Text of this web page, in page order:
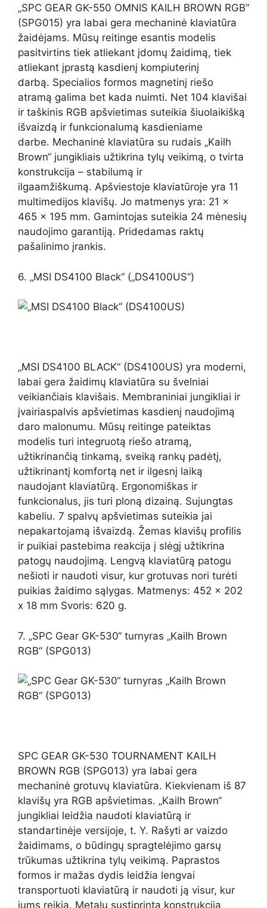
„SPC GEAR GK-550 OMNIS KAILH BROWN RGB“
(SPG015) yra labai gera mechaninė klaviatūra
žaidėjams. Mūsų reitinge esantis modelis
pasitvirtins tiek atliekant įdomų žaidimą, tiek
atliekant įprastą kasdienį kompiuterinį
darbą. Specialios formos magnetinį riešo
atramą galima bet kada nuimti. Net 104 klavišai
ir taškinis RGB apšvietimas suteikia šiuolaikišką
išvaizdą ir funkcionalumą kasdieniame
darbe. Mechaninė klaviatūra su rudais „Kailh
Brown“ jungikliais užtikrina tylų veikimą, o tvirta
konstrukcija – stabilumą ir
ilgaamžiškumą. Apšviestoje klaviatūroje yra 11
multimedijos klavišų. Jo matmenys yra: 21 x
465 x 195 mm. Gamintojas suteikia 24 mėnesių
naudojimo garantiją. Pridedamas raktų
pašalinimo įrankis.
6. „MSI DS4100 Black“ („DS4100US“)
„MSI DS4100 BLACK“ (DS4100US) yra moderni,
labai gera žaidimų klaviatūra su švelniai
veikiančiais klavišais. Membraniniai jungikliai ir
įvairiaspalvis apšvietimas kasdienį naudojimą
daro malonumu. Mūsų reitinge pateiktas
modelis turi integruotą riešo atramą,
užtikrinančią tinkamą, sveiką rankų padėtį,
užtikrinantį komfortą net ir ilgesnį laiką
naudojant klaviatūrą. Ergonomiškas ir
funkcionalus, jis turi ploną dizainą. Sujungtas
kabeliu. 7 spalvų apšvietimas suteikia jai
nepakartojamą išvaizdą. Žemas klavišų profilis
ir puikiai pastebima reakcija į slėgį užtikrina
patogų naudojimą. Lengvą klaviatūrą patogu
nešioti ir naudoti visur, kur grotuvas nori turėti
puikias žaidimo sąlygas. Matmenys: 452 x 202
x 18 mm Svoris: 620 g.
7. „SPC Gear GK-530“ turnyras „Kailh Brown
RGB“ (SPG013)
SPC GEAR GK-530 TOURNAMENT KAILH
BROWN RGB (SPG013) yra labai gera
mechaninė grotuvų klaviatūra. Kiekvienam iš 87
klavišų yra RGB apšvietimas. „Kailh Brown“
jungikliai leidžia naudoti klaviatūrą ir
standartinėje versijoje, t. Y. Rašyti ar vaizdo
žaidimams, o būdingų spragtelėjimo garsų
trūkumas užtikrina tylų veikimą. Paprastos
formos ir mažas dydis leidžia lengvai
transportuoti klaviatūrą ir naudoti ją visur, kur
jums reikia. Metalu sustiprinta konstrukcija